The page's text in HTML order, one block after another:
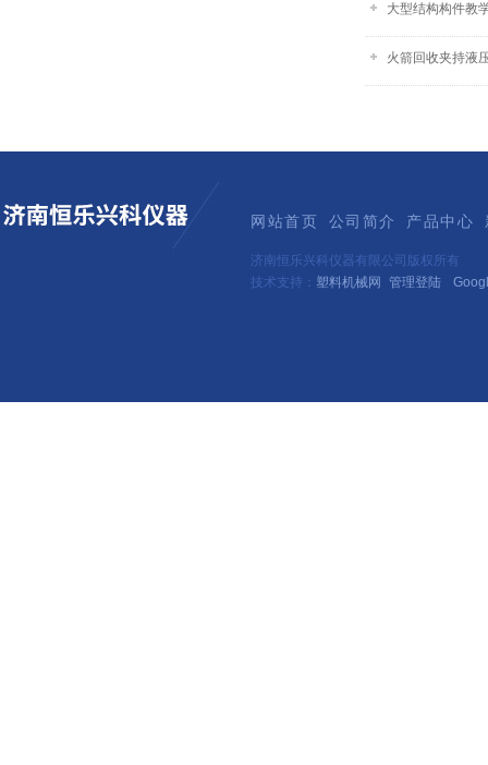
大型结构构件教
火箭回收夹持液
网站首页 公司简介 产品中心
济南恒乐兴科仪器有限公司版权所有
技术支持： 塑料机械网 管理登陆